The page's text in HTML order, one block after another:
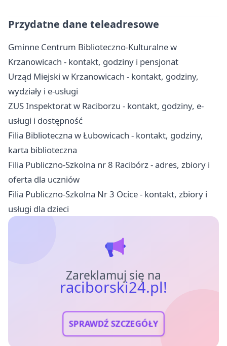
Przydatne dane teleadresowe
Gminne Centrum Biblioteczno-Kulturalne w
Krzanowicach - kontakt, godziny i pensjonat
Urząd Miejski w Krzanowicach - kontakt, godziny,
wydziały i e-usługi
ZUS Inspektorat w Raciborzu - kontakt, godziny, e-
usługi i dostępność
Filia Biblioteczna w Łubowicach - kontakt, godziny,
karta biblioteczna
Filia Publiczno-Szkolna nr 8 Racibórz - adres, zbiory i
oferta dla uczniów
Filia Publiczno-Szkolna Nr 3 Ocice - kontakt, zbiory i
usługi dla dzieci
Zareklamuj się na
raciborski24.pl!
SPRAWDŹ SZCZEGÓŁY